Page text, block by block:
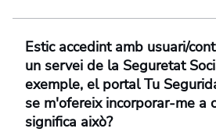
Estic accedint amb usuari/
un servei de la Seguretat
exemple, el portal Tu
se m'ofereix incorporar-me a
significa això?